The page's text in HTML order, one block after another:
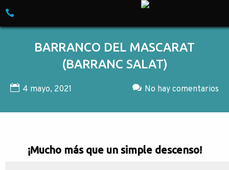
Skip to content
BARRANCO DEL MASCARAT
(BARRANC SALAT)
4 mayo, 2021 No hay comentarios
¡Mucho más que un simple descenso!